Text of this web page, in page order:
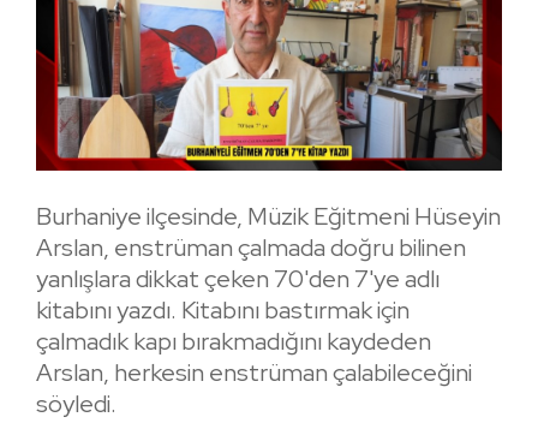
Burhaniye ilçesinde, Müzik Eğitmeni Hüseyin
Arslan, enstrüman çalmada doğru bilinen
yanlışlara dikkat çeken 70'den 7'ye adlı
kitabını yazdı. Kitabını bastırmak için
çalmadık kapı bırakmadığını kaydeden
Arslan, herkesin enstrüman çalabileceğini
söyledi.